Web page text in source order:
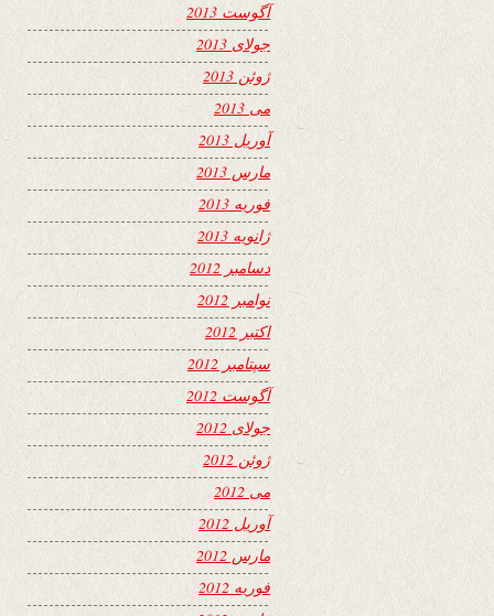
آگوست 2013
جولای 2013
ژوئن 2013
می 2013
آوریل 2013
مارس 2013
فوریه 2013
ژانویه 2013
دسامبر 2012
نوامبر 2012
اکتبر 2012
سپتامبر 2012
آگوست 2012
جولای 2012
ژوئن 2012
می 2012
آوریل 2012
مارس 2012
فوریه 2012